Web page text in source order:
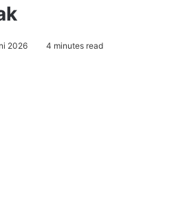
2026 4 minutes read